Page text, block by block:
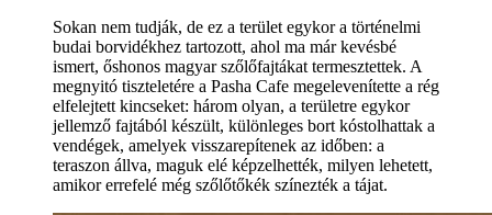
Sokan nem tudják, de ez a terület egykor a történelmi
budai borvidékhez tartozott, ahol ma már kevésbé
ismert, őshonos magyar szőlőfajtákat termesztettek. A
megnyitó tiszteletére a Pasha Cafe megelevenítette a rég
elfelejtett kincseket: három olyan, a területre egykor
jellemző fajtából készült, különleges bort kóstolhattak a
vendégek, amelyek visszarepítenek az időben: a
teraszon állva, maguk elé képzelhették, milyen lehetett,
amikor errefelé még szőlőtőkék színezték a tájat.